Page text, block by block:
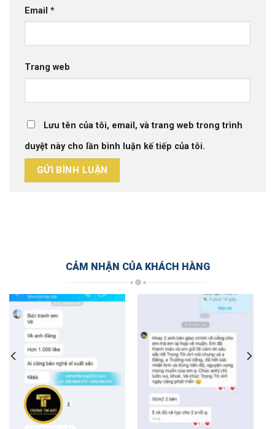
Email *
Trang web
Lưu tên của tôi, email, và trang web trong trình
duyệt này cho lần bình luận kế tiếp của tôi.
CẢM NHẬN CỦA KHÁCH HÀNG